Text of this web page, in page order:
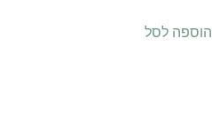
הוספה לסל